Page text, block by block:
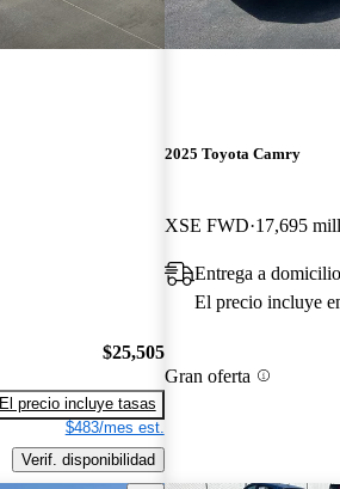
$25,505
El precio incluye tasas
$483/mes est.
Verif. disponibilidad
2025 Toyota Camry
XSE FWD 17,695
Entrega a
El precio incluye
Gran oferta